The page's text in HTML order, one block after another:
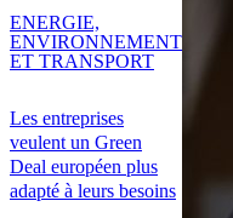
Les entreprises
veulent un Green
Deal européen plus
adapté à leurs besoins
ENERGIE,
ENVIRONNEMENT
ET TRANSPORT